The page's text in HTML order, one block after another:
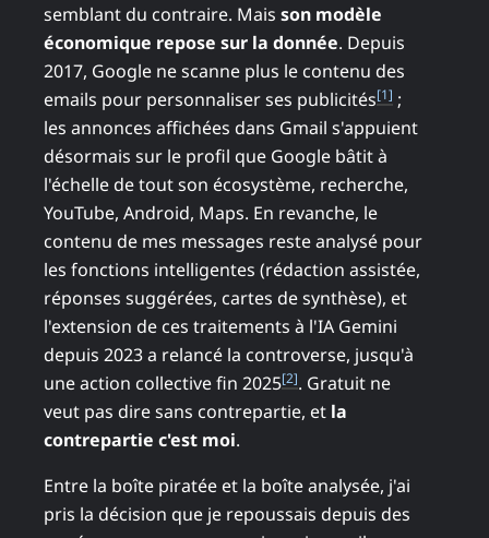
semblant du contraire. Mais son modèle
économique repose sur la donnée. Depuis
2017, Google ne scanne plus le contenu des
emails pour personnaliser ses publicités[1] ;
les annonces affichées dans Gmail s'appuient
désormais sur le profil que Google bâtit à
l'échelle de tout son écosystème, recherche,
YouTube, Android, Maps. En revanche, le
contenu de mes messages reste analysé pour
les fonctions intelligentes (rédaction assistée,
réponses suggérées, cartes de synthèse), et
l'extension de ces traitements à l'IA Gemini
depuis 2023 a relancé la controverse, jusqu'à
une action collective fin 2025[2]. Gratuit ne
veut pas dire sans contrepartie, et la
contrepartie c'est moi.
Entre la boîte piratée et la boîte analysée, j'ai
pris la décision que je repoussais depuis des